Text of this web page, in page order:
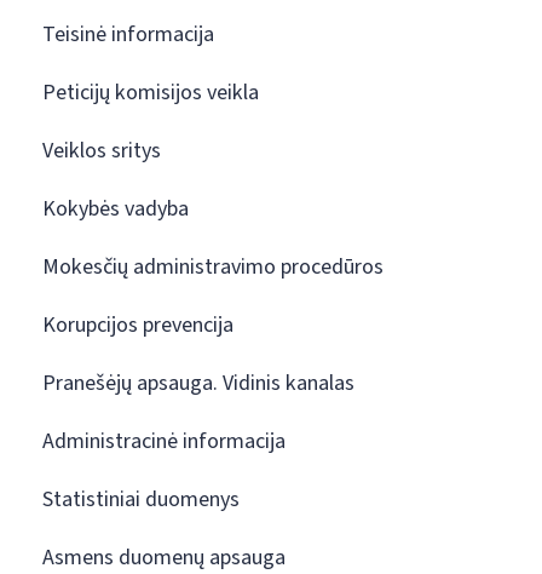
Teisinė informacija
Peticijų komisijos veikla
Veiklos sritys
Kokybės vadyba
Mokesčių administravimo procedūros
Korupcijos prevencija
Pranešėjų apsauga. Vidinis kanalas
Administracinė informacija
Statistiniai duomenys
Asmens duomenų apsauga